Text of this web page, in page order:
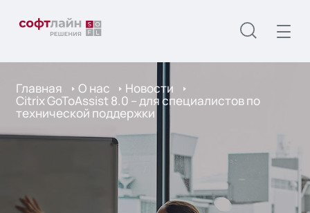
Главная О нас Новости
Citrix GoToAssist 8.0 – для специалистов по
технической поддержки